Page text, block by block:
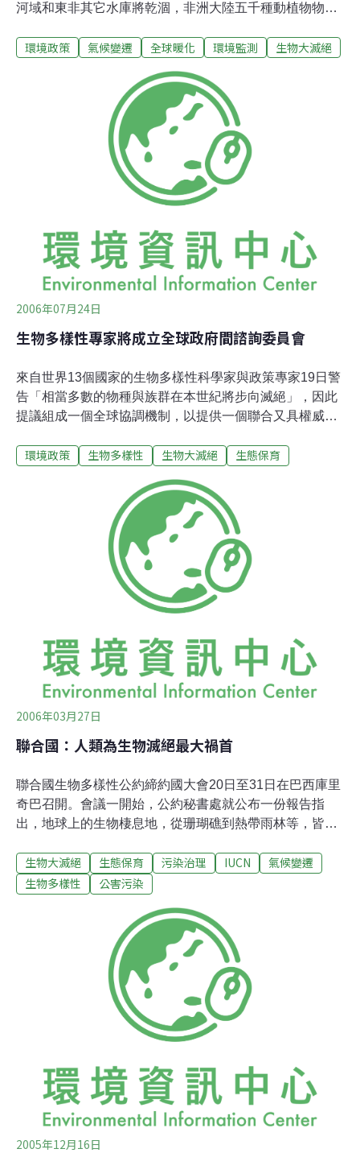
河域和東非其它水庫將乾涸，非洲大陸五千種動植物物種
氣候變遷影響的程度遠比先前想像還嚴重，除了高山冰層
20%-30%、非洲大陸55%出口量的農業，隨著氣候變化的
加劇，2080年代以前，非洲大陸的穀類作物產量將減少
5%以上。這份報告警告，一旦海平線升高50公分，估計
非洲大陸30%的沿海基礎建設面臨被摧毀的危險，坦尚尼
亞2,000平方公里的面積會受到洪水侵襲。以聯合國環境計
劃署、全球氣象組織和其它聯合國機構所提供數字做為基
礎的這份報告同時警告，2100年以前，全球海平線將上升
萬人，增加到2080年的7,000萬人；氣候變遷也減少人類
的漁獲
環境政策 氣候變遷 全球暖化 環境監測 生物大滅絕
2006年07月24日
生物多樣性專家將成立全球政府間諮詢委員會
來自世界13個國家的生物多樣性科學家與政策專家19日警
告「相當多數的物種與族群在本世紀將步向滅絕」，因此
提議組成一個全球協調機制，以提供一個聯合又具權威的
已開始作業，並且在接下來的18個月內成立一專責小組。
環境政策 生物多樣性 生物大滅絕 生態保育
2006年03月27日
聯合國：人類為生物滅絕最大禍首
聯合國生物多樣性公約締約國大會20日至31日在巴西庫里
奇巴召開。會議一開始，公約秘書處就公布一份報告指
出，地球上的生物棲息地，從珊瑚礁到熱帶雨林等，皆面
滅絕現象負起責任。該報告指出，全球人口激增至65億，
經由污染、城市擴張、森林砍伐、外來種引進，以及人為
外，現今生物滅絕的速度為過去的1000倍之高。因此，在
各國國內、區域以及全球層次上，人類必須付出更多決心
及努力，才能達成2010年以前減緩物種流失的目標。 根據
世界自然保育聯盟（IUCN）公佈的「紅皮書」，過去500
年內已有844種動植物消失在地球上。報告內容顯示，造
成生物多樣化損失最直接的原因即為棲地的改變、過度開
發、引進外來物種，以及氣候變遷等，並且完全不見減緩
種棲地加以保護、並對水、木材等
生物大滅絕 生態保育 污染治理 IUCN
氣候變遷
生物多樣性
公害污染
2005年12月16日